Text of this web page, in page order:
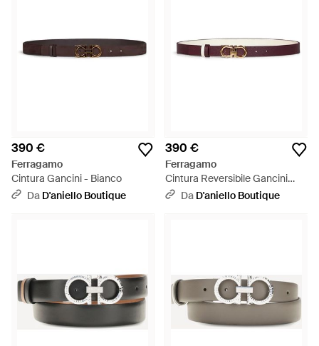
390 €
Ferragamo
Cintura Gancini - Bianco
Da D'aniello Boutique
390 €
Ferragamo
Cintura Reversibile Gancini
Prugna E Mascarpone - Bianco
Da D'aniello Boutique